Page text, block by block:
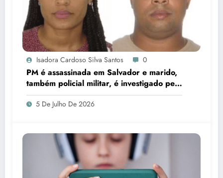
Isadora Cardoso Silva Santos 0
PM é assassinada em Salvador e marido,
também policial militar, é investigado pelo
crime
5 De Julho De 2026